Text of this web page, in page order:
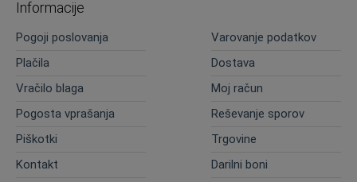
Informacije
Pogoji poslovanja
Varovanje podatkov
Plačila
Dostava
Vračilo blaga
Moj račun
Pogosta vprašanja
Reševanje sporov
Piškotki
Trgovine
Kontakt
Darilni boni